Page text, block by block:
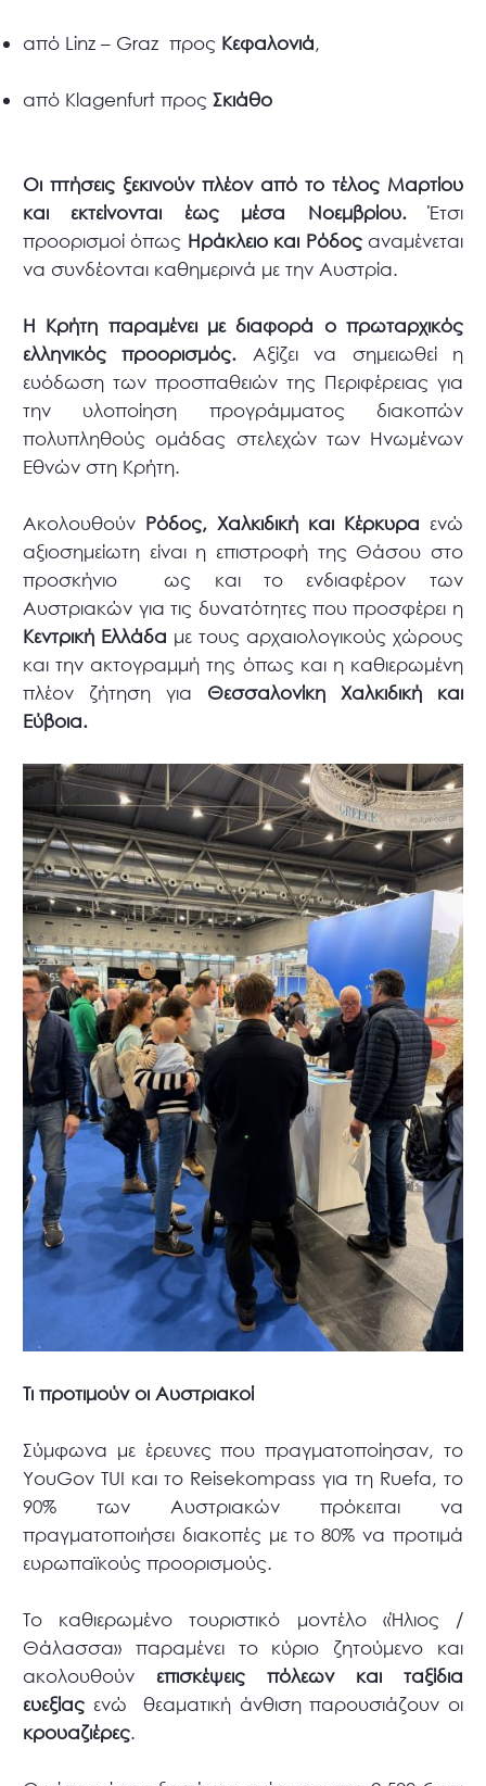
από Linz – Graz προς Κεφαλονιά,
από Κlagenfurt προςΣκιάθο
Οι πτήσεις ξεκινούν πλέον από το τέλος Μαρτίου
και εκτείνονται έως μέσα Νοεμβρίου.Έτσι
προορισμοί όπως Ηράκλειο και Ρόδοςαναμένεται
να συνδέονται καθημερινά με την Αυστρία.
Η Κρήτη παραμένει με διαφορά ο πρωταρχικός
ελληνικός προορισμός. Αξίζει να σημειωθεί η
ευόδωση των προσπαθειών της Περιφέρειας για
την υλοποίηση προγράμματος διακοπών
πολυπληθούς ομάδας στελεχών των Ηνωμένων
Εθνών στη Κρήτη.
Ακολουθούν Ρόδος, Χαλκιδική και Κέρκυρα ενώ
αξιοσημείωτη είναι η επιστροφή της Θάσου στο
προσκήνιο ως και το ενδιαφέρον των
Αυστριακών για τις δυνατότητες που προσφέρει η
Κεντρική Ελλάδα με τους αρχαιολογικούς χώρους
και την ακτογραμμή της όπως και η καθιερωμένη
πλέον ζήτηση για Θεσσαλονίκη Χαλκιδική και
Εύβοια.
Τι προτιμούν οι Αυστριακοί
Σύμφωνα με έρευνες που πραγματοποίησαν, το
YouGov TUI και το Reisekompass για τη Ruefa, το
90% των Αυστριακών πρόκειται να
πραγματοποιήσει διακοπές με το 80% να προτιμά
ευρωπαϊκούς προορισμούς.
Το καθιερωμένο τουριστικό μοντέλο «Ήλιος /
Θάλασσα» παραμένει το κύριο ζητούμενο και
ακολουθούν επισκέψεις πόλεων και ταξίδια
ευεξίας ενώ θεαματική άνθιση παρουσιάζουν οι
κρουαζιέρες.